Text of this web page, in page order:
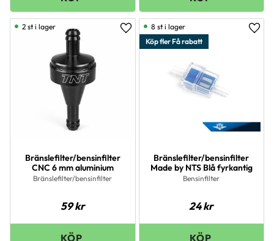
Bränslefilter/bensinfilter
CNC 6 mm aluminium
Bränslefilter/bensinfilter
59kr
Lägg till i favoriter
2 st i lager
Bränslefilter/bensinfilter
Made by NTS Blå fyrkantig
Bensinfilter
24kr
Köp fler Få rabatt
8 st i lager